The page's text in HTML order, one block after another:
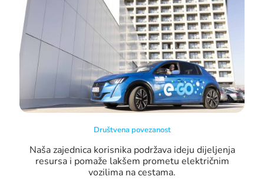
Društvena povezanost
Naša zajednica korisnika podržava ideju dijeljenja
resursa i pomaže lakšem prometu električnim
vozilima na cestama.